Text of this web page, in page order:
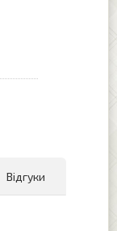
Відгуки